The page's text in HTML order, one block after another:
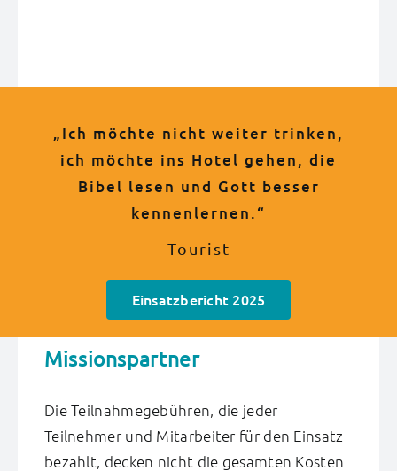
„Ich möchte nicht weiter trinken,
ich möchte ins Hotel gehen, die
Bibel lesen und Gott besser
kennenlernen.“
Tourist
„Ich bin nicht mehr derselbe!“
Einsatzteilnehmer
„Malleluja!
Taufen statt Saufen.“
BILD Schlagzeile
„Das ist unser Highlight des ganzen
Jahres!“
Strandgottesdienst-Besucher
„Bitte betet dafür, dass ich den
Sinn meines Lebens finde.“
Weinender Tourist
„Was Sie tun, ist genau das, was die
Welt braucht!“
Tourist
Einsatzbericht 2025
Missionspartner
Die Teilnahmegebühren, die jeder
Teilnehmer und Mitarbeiter für den Einsatz
bezahlt, decken nicht die gesamten Kosten